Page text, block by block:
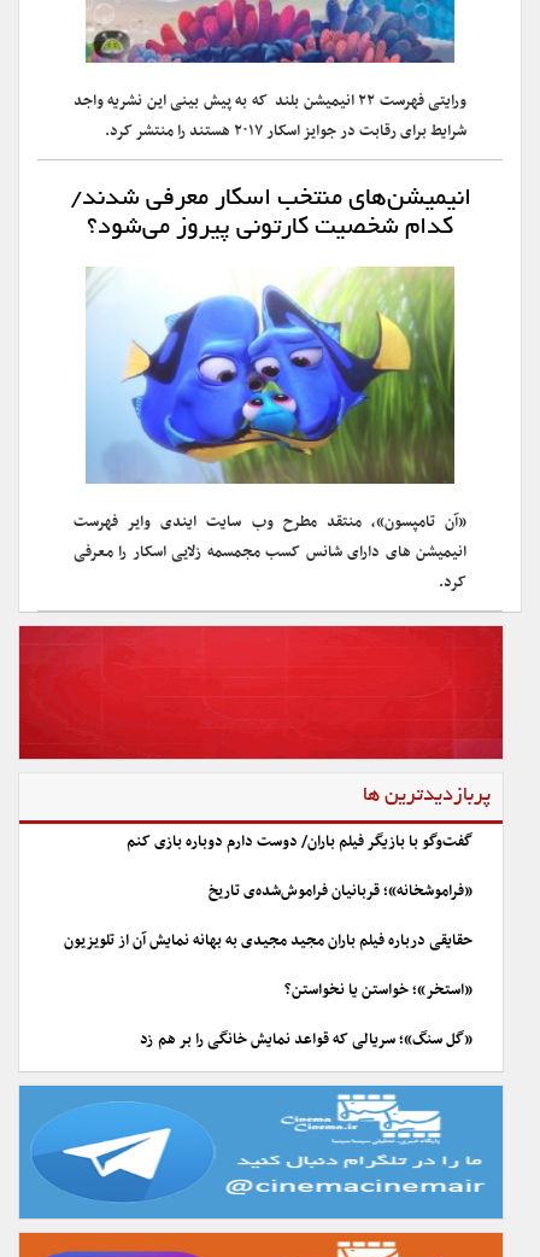
ورایتی فهرست ۲۲ انیمیشن بلند که به پیش بینی این نشریه واجد
شرایط برای رقابت در جوایز اسکار ۲۰۱۷ هستند را منتشر کرد.
انیمیشن‌های منتخب اسکار معرفی شدند/
کدام شخصیت کارتونی پیروز می‌شود؟
«آن تامپسون»، منتقد مطرح وب سایت ایندی وایر فهرست
انیمیشن های دارای شانس کسب مجمسمه زلایی اسکار را معرفی
کرد.
پربازدیدترین ها
گفت‌وگو با بازیگر فیلم باران/ دوست دارم دوباره بازی کنم
«فراموشخانه»؛ قربانیان فراموش‌شده‌ی تاریخ
حقایقی درباره فیلم باران مجید مجیدی به بهانه نمایش آن از تلویزیون
«استخر»؛ خواستن یا نخواستن؟
«گل سنگ»؛ سریالی که قواعد نمایش خانگی را بر هم زد